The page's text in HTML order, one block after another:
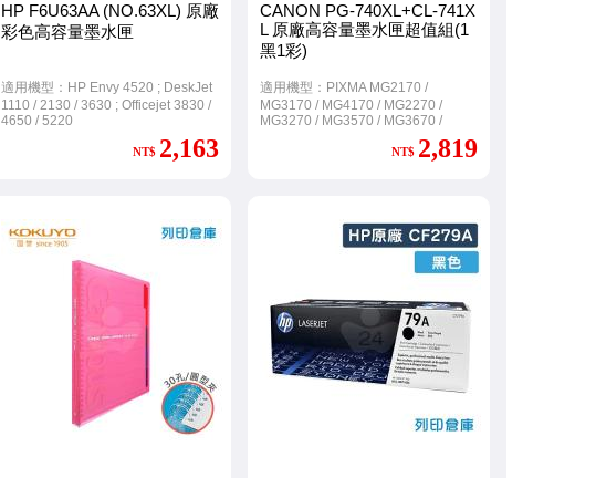
HP F6U63AA (NO.63XL) 原廠
彩色高容量墨水匣
適用機型：HP Envy 4520 ; DeskJet
1110 / 2130 / 3630 ; Officejet 3830 /
4650 / 5220
NT$ 2,163
CANON PG-740XL+CL-741X
L 原廠高容量墨水匣超值組(1
黑1彩)
適用機型：PIXMA MG2170 /
MG3170 / MG4170 / MG2270 /
MG3270 / MG3570 / MG3670 /
MG4270 / MX377 / MX437 / MX517 /
MX397 / MX477 / MX457 / MX527
NT$ 2,819